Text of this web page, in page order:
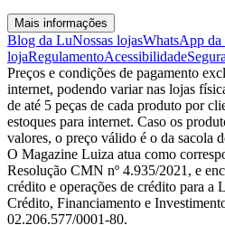
Mais informações
Blog da LuNossas lojasWhatsApp
lojaRegulamentoAcessibilidade
Preços e condições de pagamento
internet, podendo variar nas lojas
de até 5 peças de cada produto por
estoques para internet. Caso os
valores, o preço válido é o da sacola
O Magazine Luiza atua como
Resolução CMN nº 4.935/2021, e
crédito e operações de crédito para a
Crédito, Financiamento e
02.206.577/0001-80.